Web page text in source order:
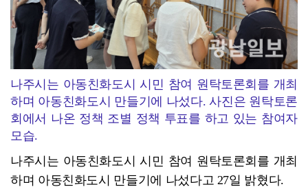
나주시는 아동친화도시 시민 참여 원탁토론회를 개최
하며 아동친화도시 만들기에 나섰다. 사진은 원탁토론
회에서 나온 정책 조별 정책 투표를 하고 있는 참여자
모습.
나주시는 아동친화도시 시민 참여 원탁토론회를 개최
하며 아동친화도시 만들기에 나섰다고 27일 밝혔다.